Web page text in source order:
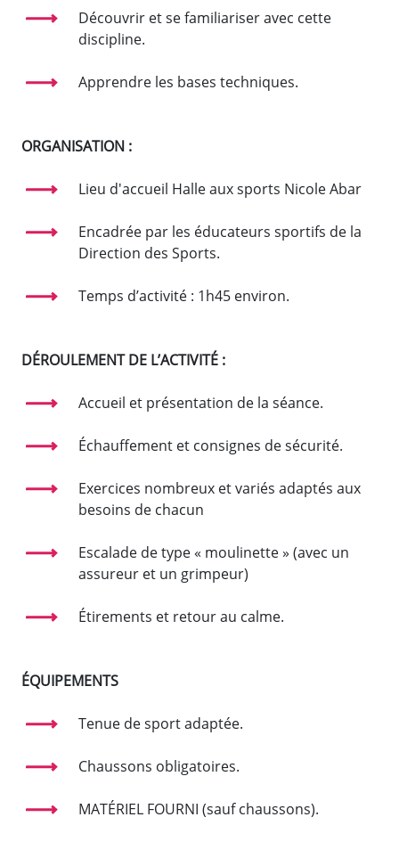
Découvrir et se familiariser avec cette
discipline.
Apprendre les bases techniques.
ORGANISATION :
Lieu d'accueil Halle aux sports Nicole Abar
Encadrée par les éducateurs sportifs de la
Direction des Sports.
Temps d’activité : 1h45 environ.
DÉROULEMENT DE L’ACTIVITÉ :
Accueil et présentation de la séance.
Échauffement et consignes de sécurité.
Exercices nombreux et variés adaptés aux
besoins de chacun
Escalade de type « moulinette » (avec un
assureur et un grimpeur)
Étirements et retour au calme.
ÉQUIPEMENTS
Tenue de sport adaptée.
Chaussons obligatoires.
MATÉRIEL FOURNI (sauf chaussons).